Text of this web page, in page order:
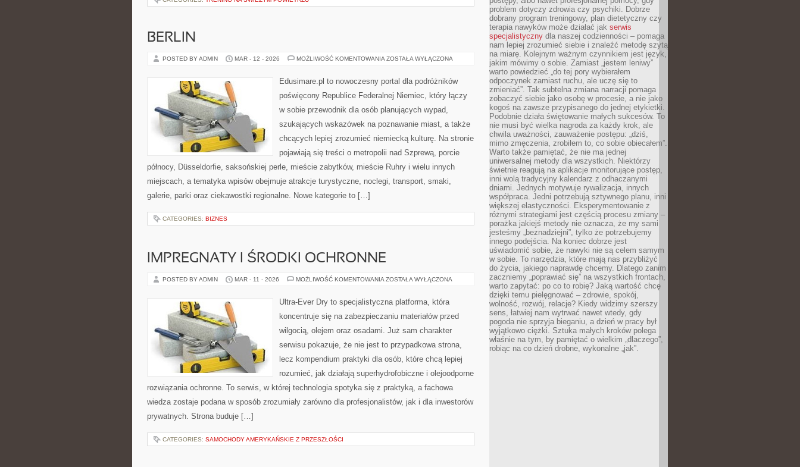
BERLIN
POSTED BY ADMIN MAR - 12 - 2026 MOŻLIWOŚĆ KOMENTOWANIA BERLIN
ZOSTAŁA WYŁĄCZONA
Edusimare.pl to nowoczesny portal dla podróżników
poświęcony Republice Federalnej Niemiec, który łączy
w sobie przewodnik dla osób planujących wypad,
szukających wskazówek na poznawanie miast, a także
chcących lepiej zrozumieć niemiecką kulturę. Na stronie
pojawiają się treści o metropolii nad Szprewą, porcie
północy, Düsseldorfie, saksońskiej perle, mieście zabytków, mieście Ruhry i wielu innych
miejscach, a tematyka wpisów obejmuje atrakcje turystyczne, noclegi, transport, smaki,
galerie, parki oraz ciekawostki regionalne. Nowe kategorie to […]
CATEGORIES: BIZNES
IMPREGNATY I ŚRODKI OCHRONNE
POSTED BY ADMIN MAR - 11 - 2026 MOŻLIWOŚĆ KOMENTOWANIA IMPREGNATY
OCHRONNE
ZOSTAŁA WYŁĄCZONA
Ultra-Ever Dry to specjalistyczna platforma, która
koncentruje się na zabezpieczaniu materiałów przed
wilgocią, olejem oraz osadami. Już sam charakter
serwisu pokazuje, że nie jest to przypadkowa strona,
lecz kompendium praktyki dla osób, które chcą lepiej
rozumieć, jak działają superhydrofobiczne i olejoodporne
rozwiązania ochronne. To serwis, w której technologia spotyka się z praktyką, a fachowa
wiedza zostaje podana w sposób zrozumiały zarówno dla profesjonalistów, jak i dla inwestorów
prywatnych. Strona buduje […]
CATEGORIES: SAMOCHODY AMERYKAŃSKIE Z PRZESZŁOŚCI
problem dotyczy zdrowia czy psychiki. Dobrze
dobrany program treningowy, plan dietetyczny czy
terapia nawyków może działać jak serwis
specjalistyczny dla naszej codzienności – pomaga
nam lepiej zrozumieć siebie i znaleźć metodę szytą
na miarę. Kolejnym ważnym czynnikiem jest język,
jakim mówimy o sobie. Zamiast „jestem leniwy”
warto powiedzieć „do tej pory wybierałem
odpoczynek zamiast ruchu, ale uczę się to
zmieniać”. Tak subtelna zmiana narracji pomaga
zobaczyć siebie jako osobę w procesie, a nie jako
kogoś na zawsze przypisanego do jednej etykietki.
Podobnie działa świętowanie małych sukcesów. To
nie musi być wielka nagroda za każdy krok, ale
chwila uważności, zauważenie postępu: „dziś,
mimo zmęczenia, zrobiłem to, co sobie obiecałem”.
Warto także pamiętać, że nie ma jednej
uniwersalnej metody dla wszystkich. Niektórzy
świetnie reagują na aplikacje monitorujące postęp,
inni wolą tradycyjny kalendarz z odhaczanymi
dniami. Jednych motywuje rywalizacja, innych
współpraca. Jedni potrzebują sztywnego planu, inni
większej elastyczności. Eksperymentowanie z
różnymi strategiami jest częścią procesu zmiany –
porażka jakiejś metody nie oznacza, że my sami
jesteśmy „beznadziejni”, tylko że potrzebujemy
innego podejścia. Na koniec dobrze jest
uświadomić sobie, że nawyki nie są celem samym
w sobie. To narzędzia, które mają nas przybliżyć
do życia, jakiego naprawdę chcemy. Dlatego zanim
zaczniemy „poprawiać się” na wszystkich frontach,
warto zapytać: po co to robię? Jaką wartość chcę
dzięki temu pielęgnować – zdrowie, spokój,
wolność, rozwój, relacje? Kiedy widzimy szerszy
sens, łatwiej nam wytrwać nawet wtedy, gdy
pogoda nie sprzyja bieganiu, a dzień w pracy był
wyjątkowo ciężki. Sztuka małych kroków polega
właśnie na tym, by pamiętać o wielkim „dlaczego”,
robiąc na co dzień drobne, wykonalne „jak”.